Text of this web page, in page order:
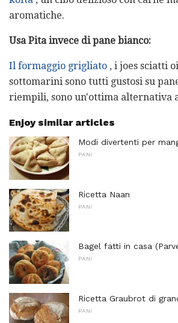
aromatiche.
Usa Pita invece di pane bianco:
Il formaggio grigliato , i joes sciatti
sottomarini sono tutti gustosi su
riempili, sono un'ottima alternativa
Enjoy similar articles
Modi divertenti per
PANI
Ricetta Naan
PANI
Bagel fatti in casa
PANI
Ricetta Graubrot di
PANI